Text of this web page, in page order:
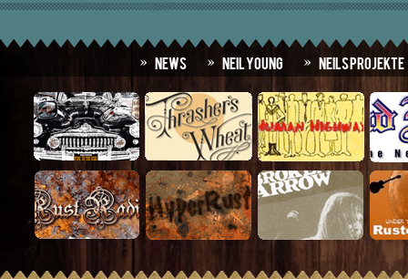
News Neil Young Neils Projekte